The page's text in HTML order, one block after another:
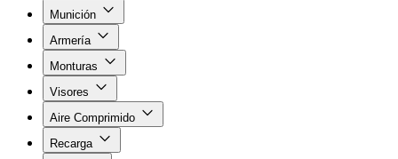
Munición
Armería
Monturas
Visores
Aire Comprimido
Recarga